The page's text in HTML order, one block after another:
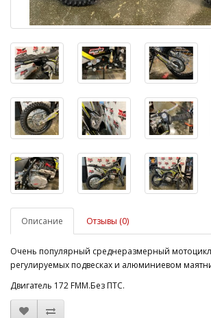
Описание Отзывы (0)
Очень популярный среднеразмерный
регулируемых подвесках и алюминиевом
Двигатель 172 FMM.Без ПТС.